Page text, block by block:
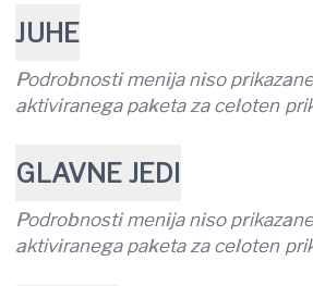
JUHE
Podrobnosti menija niso
aktiviranega paketa za celoten
GLAVNE JEDI
Podrobnosti menija niso
aktiviranega paketa za celoten